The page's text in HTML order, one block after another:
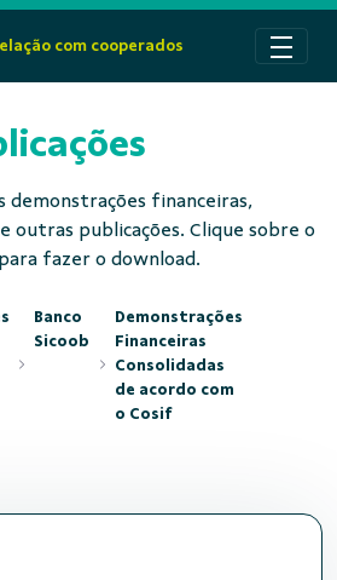
com cooperados
demonstrações financeiras,
outras publicações. Clique sobre o
fazer o download.
Banco
Sicoob
Demonstrações
Financeiras
Consolidadas
de acordo com
o Cosif